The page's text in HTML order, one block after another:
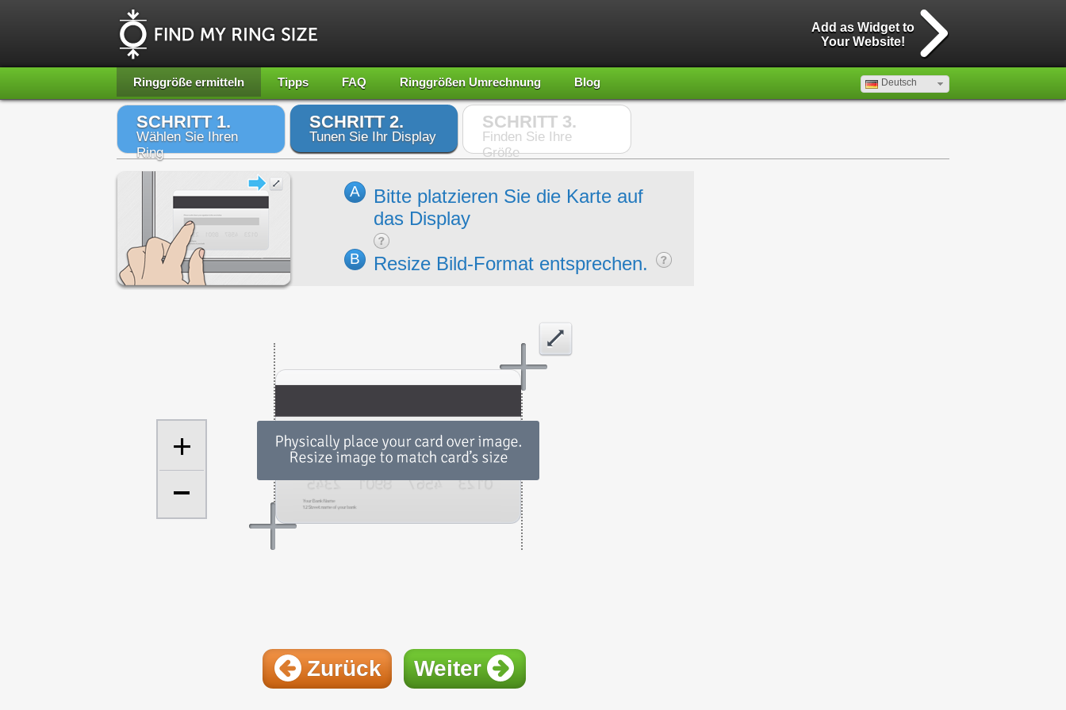
Add as Widget to
Your Website!
Ringgröße ermitteln Tipps FAQ Ringgrößen Umrechnung Blog Deutsch
SCHRITT 1.
Wählen Sie Ihren
Ring
SCHRITT 2.
Tunen Sie Ihr Display
SCHRITT 3.
Finden Sie Ihre
Größe
A
Bitte platzieren Sie die Karte auf
das Display
B Resize Bild-Format entsprechen.
+
Zurück Weiter